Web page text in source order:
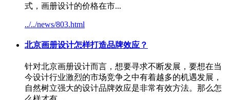
式，画册设计的价格在市...
../../news/803.html
北京画册设计怎样打造品牌效应？
针对北京画册设计而言，想要寻求不断发展，要想在当
今设计行业激烈的市场竞争之中有着越多的机遇发展，
自然树立强大的设计品牌效应是非常有效方法。那么怎